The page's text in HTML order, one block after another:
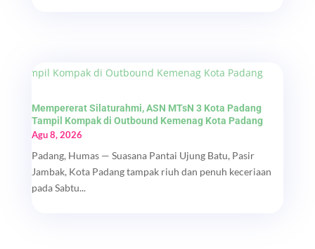
Mempererat Silaturahmi, ASN MTsN 3 Kota Padang
Tampil Kompak di Outbound Kemenag Kota Padang
Agu 8, 2026
Padang, Humas — Suasana Pantai Ujung Batu, Pasir
Jambak, Kota Padang tampak riuh dan penuh keceriaan
pada Sabtu...